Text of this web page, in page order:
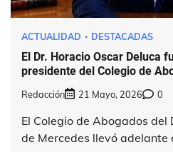
ACTUALIDAD DESTACADAS
El Dr. Horacio Oscar Deluca
presidente del Colegio de
Redacción 21 Mayo, 2026 0
El Colegio de Abogados
de Mercedes llevó